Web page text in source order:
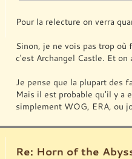
Pour la relecture on verra
Sinon, je ne vois pas trop
c'est Archangel Castle. Et
Je pense que la plupart des
Mais il est probable qu'il y a
simplement WOG, ERA, ou
Re: Horn of the